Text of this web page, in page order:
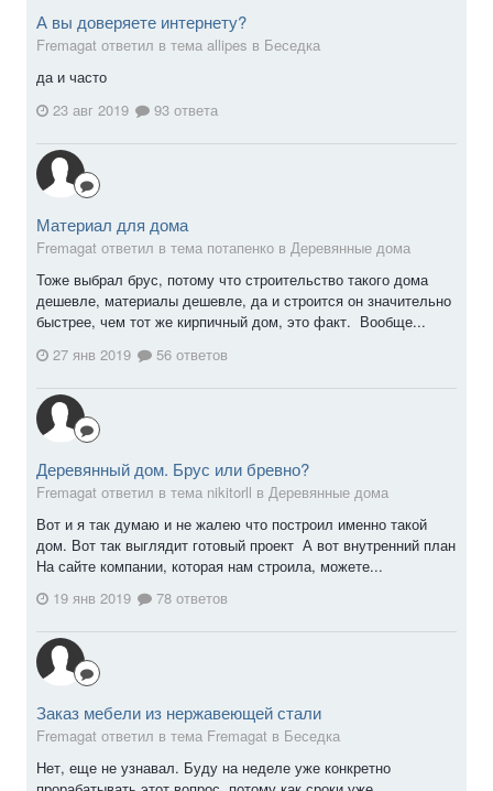
А вы доверяете интернету?
Fremagat ответил в тема allipes в Беседка
да и часто
23 авг 2019
93 ответа
Материал для дома
Fremagat ответил в тема потапенко в Деревянные дома
Тоже выбрал брус, потому что строительство такого дома
дешевле, материалы дешевле, да и строится он значительно
быстрее, чем тот же кирпичный дом, это факт. Вообще...
27 янв 2019
56 ответов
Деревянный дом. Брус или бревно?
Fremagat ответил в тема nikitorll в Деревянные дома
Вот и я так думаю и не жалею что построил именно такой
дом. Вот так выглядит готовый проект А вот внутренний план
На сайте компании, которая нам строила, можете...
19 янв 2019
78 ответов
Заказ мебели из нержавеющей стали
Fremagat ответил в тема Fremagat в Беседка
Нет, еще не узнавал. Буду на неделе уже конкретно